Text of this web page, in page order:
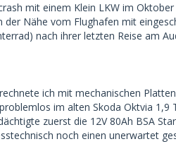
mit einem Klein LKW im
Nähe vom Flughafen mit
nach ihrer letzten Reise am
ich mit mechanischen
im alten Skoda Oktvia 1,9
zuerst die 12V 80Ah BSA
noch einen unerwartet